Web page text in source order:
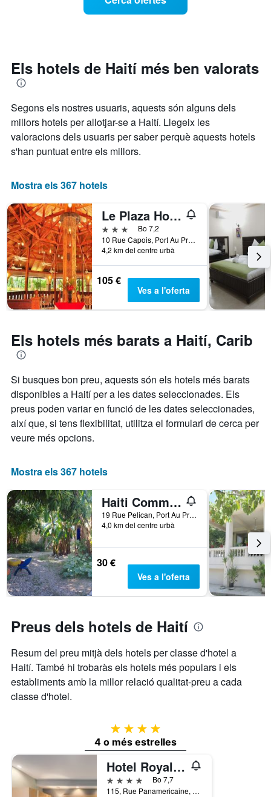
Y
que
mostra
preu
mitjà
d'una
habitació
s'acosta
la
data
l'estada
El
té
1
que
el
nombre
de
dies
abans
de
l'estada
El
gràfic
té
eix
Y
que
el
preu
mitjà
d'una
habitació
Els hotels de Haití més ben valorats
Segons els nostres usuaris, aquests són alguns dels
millors hotels per allotjar-se a Haití. Llegeix les
valoracions dels usuaris per saber perquè aquests hotels
s'han puntuat entre els millors.
Mostra els 367 hotels
Le Plaza Hotel
3 estrellesBo 7,2
10 Rue Capois, Port Au Prince, Haití
4,2 km del centre urbà
105 €
Ves a l'oferta
Els hotels més barats a Haití, Carib
Si busques bon preu, aquests són els hotels més barats
disponibles a Haití per a les dates seleccionades. Els
preus poden variar en funció de les dates seleccionades,
així que, si tens flexibilitat, utilitza el formulari de cerca per
veure més opcions.
Mostra els 367 hotels
Haiti Communitere
19 Rue Pelican, Port Au Prince, Haití
4,0 km del centre urbà
30 €
Ves a l'oferta
Preus dels hotels de Haití
Resum del preu mitjà dels hotels per classe d'hotel a
Haití. També hi trobaràs els hotels més populars i els
establiments amb la millor relació qualitat-preu a cada
classe d'hotel.
4 estrelles
4 o més estrelles
Hotel Royal Oasis
4 estrelles
Bo 7,7
115, Rue Panamericaine, Pétionville, Haití